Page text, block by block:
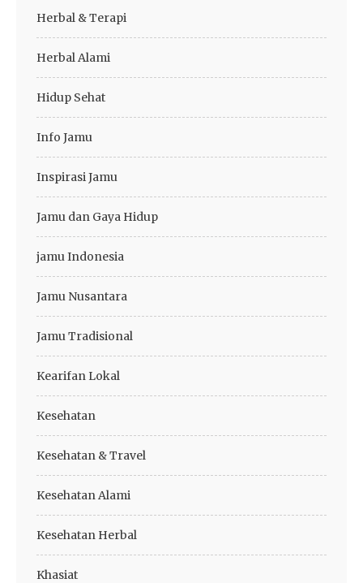
Herbal & Terapi
Herbal Alami
Hidup Sehat
Info Jamu
Inspirasi Jamu
Jamu dan Gaya Hidup
jamu Indonesia
Jamu Nusantara
Jamu Tradisional
Kearifan Lokal
Kesehatan
Kesehatan & Travel
Kesehatan Alami
Kesehatan Herbal
Khasiat